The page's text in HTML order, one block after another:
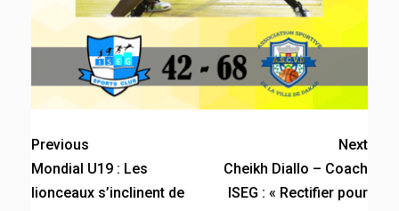
Previous
Mondial U19 : Les
lionceaux s’inclinent de
Next
Cheikh Diallo – Coach
ISEG : « Rectifier pour